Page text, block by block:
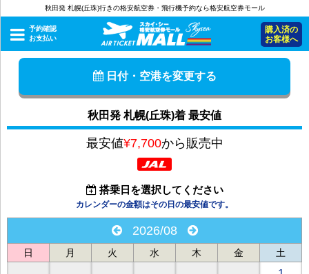
秋田発 札幌(丘珠)行きの格安航空券・飛行機予約なら格安航空券モール
予約確認
お支払い
購入済の
お客様へ
日付・空港を変更する
秋田発 札幌(丘珠)着 最安値
最安値¥7,700から販売中
搭乗日を選択してください
カレンダーの金額はその日の最安値です。
2026/08
日 月 火 水 木 金 土